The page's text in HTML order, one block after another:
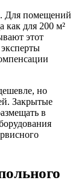
Для помещений
как для 200 м²
этот
но
Закрытые
в